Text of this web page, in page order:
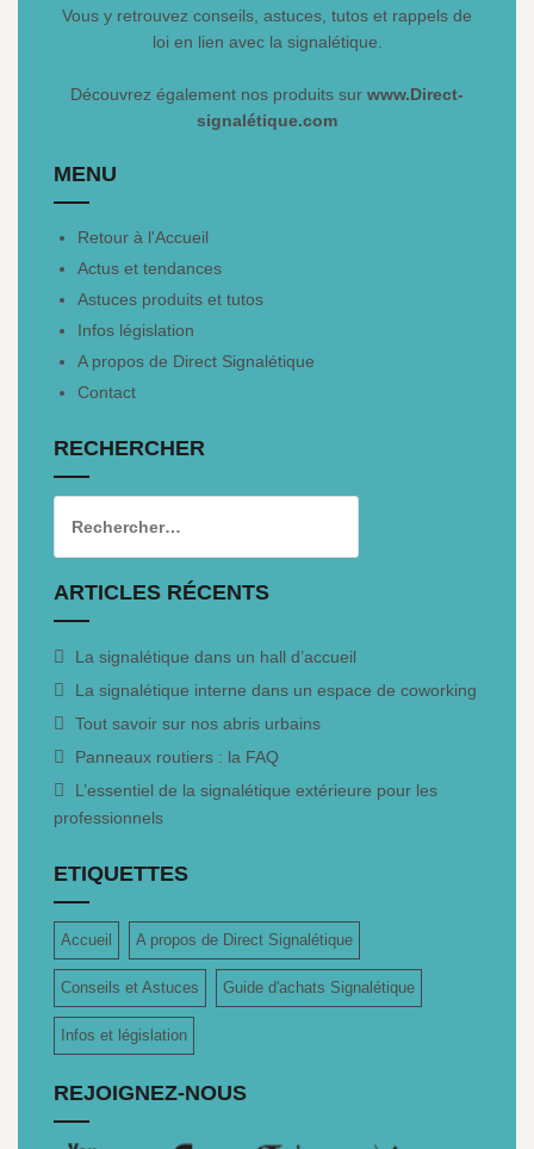
Vous y retrouvez conseils, astuces, tutos et rappels de
loi en lien avec la signalétique.
Découvrez également nos produits sur www.Direct-
signalétique.com
MENU
Retour à l'Accueil
Actus et tendances
Astuces produits et tutos
Infos législation
A propos de Direct Signalétique
Contact
RECHERCHER
ARTICLES RÉCENTS
La signalétique dans un hall d’accueil
La signalétique interne dans un espace de coworking
Tout savoir sur nos abris urbains
Panneaux routiers : la FAQ
L’essentiel de la signalétique extérieure pour les
professionnels
ETIQUETTES
Accueil A propos de Direct Signalétique
Conseils et Astuces Guide d'achats Signalétique
Infos et législation
REJOIGNEZ-NOUS